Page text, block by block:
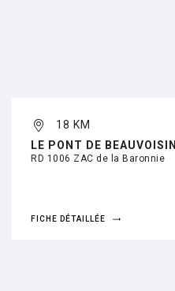
18 KM
LE PONT DE BEAUVOISIN
RD 1006 ZAC de la Baronnie
FICHE DÉTAILLÉE